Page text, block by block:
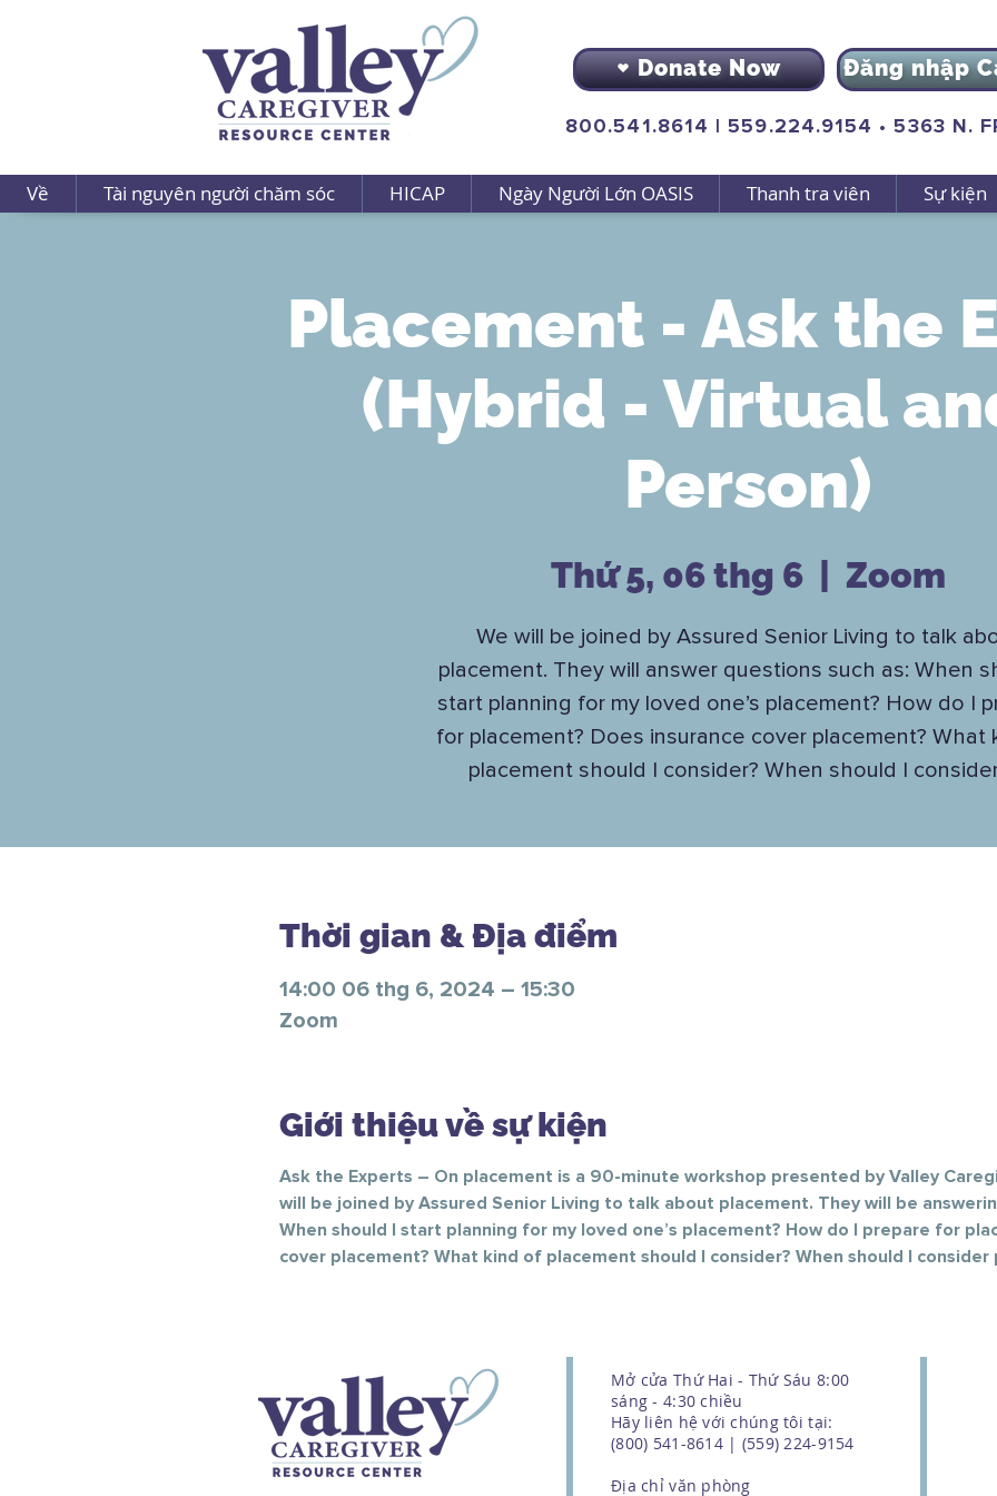
Donate Now Đăng nhập
800.541.8614 |559.224.9154 •5363 N.
Về Tài nguyên người chăm sóc HICAP Ngày Người Lớn OASIS Thanh tra viên Sự kiện
Placement - Ask the
(Hybrid - Virtual
Person)
Thứ 5, 06 thg 6
  |
Zoom
We will be joined by Assured Senior Living to talk
placement. They will answer questions such as: When
start planning for my loved one’s placement? How do I
for placement? Does insurance cover placement? What
placement should I consider? When should I
Thời gian & Địa điểm
14:00 06 thg 6, 2024 – 15:30
Zoom
Giới thiệu về sự kiện
Ask the Experts – On placement is a 90-minute workshop presented by Valley
will be joined by Assured Senior Living to talk about placement. They will be
When should I start planning for my loved one’s placement? How do I prepare for
cover placement? What kind of placement should I consider? When should I consider
Mở cửa Thứ Hai - Thứ Sáu 8:00
sáng - 4:30 chiều
Hãy liên hệ với chúng tôi tại:
(800) 541-8614 | (559) 224-9154
Địa chỉ văn phòng